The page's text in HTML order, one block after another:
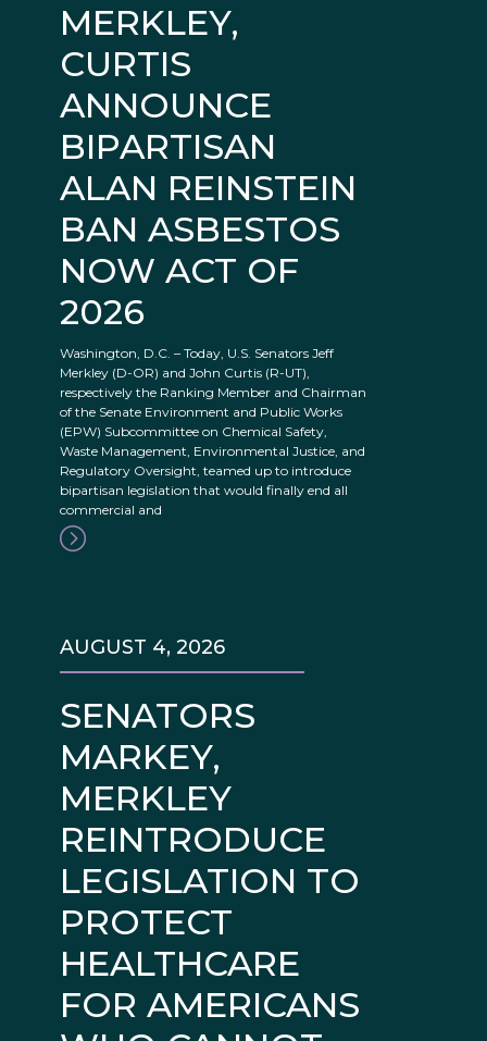
MERKLEY,
CURTIS
ANNOUNCE
BIPARTISAN
ALAN REINSTEIN
BAN ASBESTOS
NOW ACT OF
2026
Washington, D.C. – Today, U.S. Senators Jeff
Merkley (D-OR) and John Curtis (R-UT),
respectively the Ranking Member and Chairman
of the Senate Environment and Public Works
(EPW) Subcommittee on Chemical Safety,
Waste Management, Environmental Justice, and
Regulatory Oversight, teamed up to introduce
bipartisan legislation that would finally end all
commercial and
SENATORS
MARKEY,
MERKLEY
REINTRODUCE
LEGISLATION TO
PROTECT
HEALTHCARE
FOR AMERICANS
AUGUST 4, 2026